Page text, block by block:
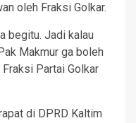
oleh Fraksi Golkar.
begitu. Jadi kalau
Makmur ga boleh
Fraksi Partai Golkar
di DPRD Kaltim